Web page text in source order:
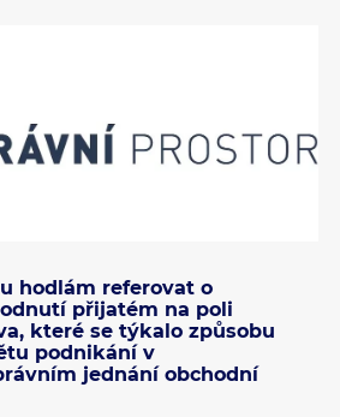
hodlám referovat o
přijatém na poli
které se týkalo způsobu
podnikání v
jednání obchodní